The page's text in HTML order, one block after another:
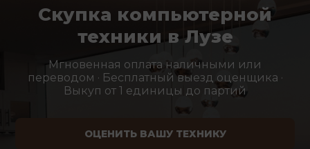
Скупка компьютерной
техники в Лузе
Мгновенная оплата наличными или
переводом · Бесплатный выезд оценщика ·
Выкуп от 1 единицы до партий
ОЦЕНИТЬ ВАШУ ТЕХНИКУ